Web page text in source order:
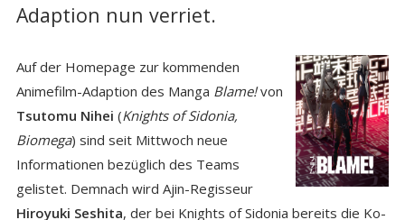
Adaption nun verriet.
Auf der Homepage zur kommenden
Animefilm-Adaption des Manga Blame!von
Tsutomu Nihei (Knights of Sidonia,
Biomega) sind seit Mittwoch neue
Informationen bezüglich des Teams
gelistet. Demnach wird Ajin-Regisseur
Hiroyuki Seshita, der bei Knights of Sidonia bereits die Ko-